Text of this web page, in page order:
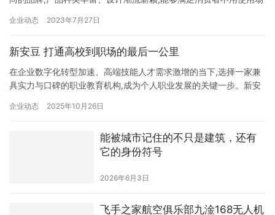
行业中占据可观的市场份额,实现稳定且快速的发展。 在激烈的行业
项荣誉也都得以窥视永坤珠宝背后的强大实力,例如“全…
企业动态 2023年7月27日
新安豆 打通高校到职场的最后一公里
在企业数字化转型加速、高端技能人才需求激增的当下,选择一家兼
具实力与口碑的职业教育机构,成为个人职业发展的关键一步。新安
课程研发、实训教学、就业服务的完整体系,为学员从校园到职场的
发展根基,建立在多年积累的办学经验与资源整合能力之上。…
企业动态 2025年10月26日
能被城市记住的不只是建筑，还有
它的身份符号
2026年6月3日
飞手之家航空俱乐部九淦168无人机